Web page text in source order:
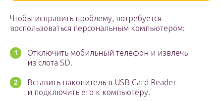
Чтобы исправить проблему, потребуется
воспользоваться персональным компьютером:
Отключить мобильный телефон и извлечь
из слота SD.
Вставить накопитель в USB Card Reader
и подключить его к компьютеру.